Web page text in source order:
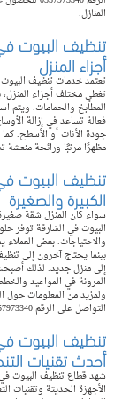
المنازل.
تنظيف البيوت
أجزاء المنزل
تعتمد خدمات تنظيف
تغطي مختلف أجزاء
المطابخ والحمامات.
فعالة تساعد في إزالة
جودة الأثاث أو الأسطح.
مظهرًا مرتبًا ورائحة
تنظيف البيوت
الكبيرة والصغيرة
سواء كان المنزل شقة
البيوت في الشارقة توفر
والاحتياجات. بعض
بينما يحتاج آخرون إلى
إلى منزل جديد. لذلك
المرونة في المواعيد
ولمزيد من المعلومات حول
التواصل على الرقم 0557973340.
تنظيف البيوت
أحدث تقنيات
شهد قطاع تنظيف البيوت
الأجهزة الحديثة وتقنيات